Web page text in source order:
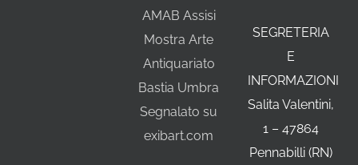
AMAB Assisi
Mostra Arte
Antiquariato
Bastia Umbra
Segnalato su
exibart.com
SEGRETERIA
E
INFORMAZIONI
Salita Valentini,
1 – 47864
Pennabilli (RN)